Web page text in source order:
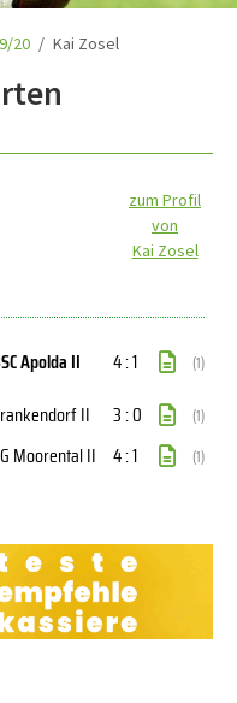
20 Kai Zosel
zum Profil
von
Kai Zosel
Apolda II 4 : 1 (1)
II 3 : 0 (1)
Moorental II 4 : 1 (1)